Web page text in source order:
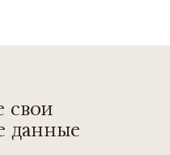
свои
данные